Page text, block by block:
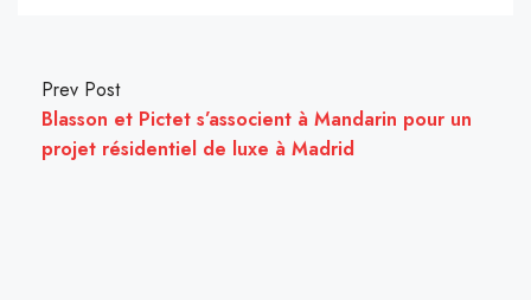
Prev Post
Blasson et Pictet s’associent à Mandarin pour un
projet résidentiel de luxe à Madrid